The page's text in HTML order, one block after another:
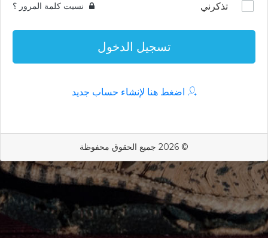
تذكرني نسيت كلمة المرور ؟
تسجيل الدخول
اضغط هنا لإنشاء حساب جديد
© 2026 جميع الحقوق محفوظة